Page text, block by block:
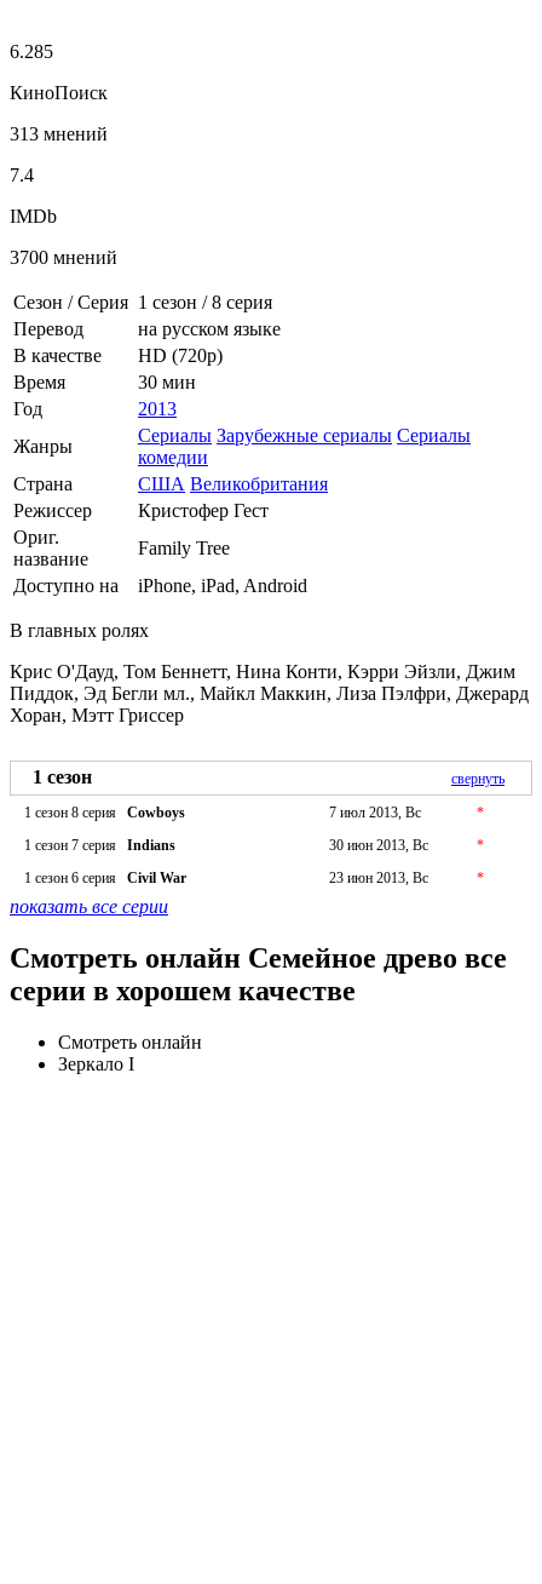
6.285
КиноПоиск
313 мнений
7.4
IMDb
3700 мнений
Сезон / Серия 1 сезон /8 серия
Перевод
на русском языке
В качестве
HD (720p)
Время
30 мин
Год
2013
Жанры
Сериалы Зарубежные сериалы Сериалы
комедии
Страна
США Великобритания
Режиссер
Кристофер Гест
Ориг.
название
Family Tree
Доступно на
iPhone, iPad, Android
В главных ролях
Крис О'Дауд, Том Беннетт, Нина Конти, Кэрри Эйзли, Джим
Пиддок, Эд Бегли мл., Майкл Маккин, Лиза Пэлфри, Джерард
Хоран, Мэтт Гриссер
1 сезон
свернуть
1 сезон 8 серия
Cowboys 7 июл 2013, Вс
*
1 сезон 7 серия
Indians 30 июн 2013, Вс
*
1 сезон 6 серия
Civil War 23 июн 2013, Вс *
показать все серии
Смотреть онлайн Семейное древо все
серии в хорошем качестве
Смотреть онлайн
Зеркало I